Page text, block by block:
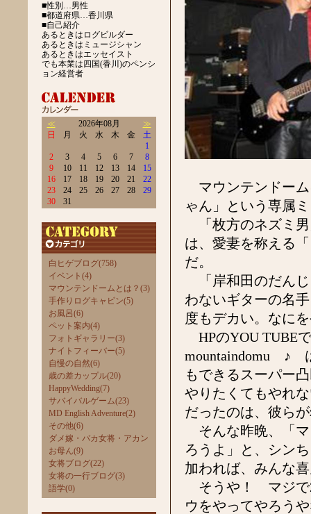
■性別…男性
■都道府県…香川県
■自己紹介
あるときはログビルダー
あるときはミュージシャン
あるときはエッセイスト
でも本業は四国(香川)のペンシ
ョン経営者
≪ 2026年08月
≫
日
月 火 水 木 金
土
1
2
3 4 5 6 7
8
9
10 11 12 13 14
15
16
17 18 19 20 21
22
23
24 25 26 27 28
29
30
31
白ヒゲブログ(758)
イベント(4)
マウンテンドームとは？(3)
手作りログキャビン(5)
お風呂(6)
ペット案内(4)
フォトギャラリー(3)
ナイトフィーバー(5)
自慢の自然(6)
歳の差カップル(20)
HappyWedding(7)
サバイバルゲーム(23)
MD English Adventure(2)
その他(6)
ダメ嫁・バカ女将・アカン
お母ん(9)
女将ブログ(22)
女将の一行ブログ(3)
語学(0)
マウンテンドーム
ゃん」という専属
「枚方のネズミ男
は、愛妻を称える
だ。
「岸和田のだんじ
わないギターの名
度もデカい。なに
HPのYOU
mountaindomu ♪
もできるスーパー
やりたくてもやれ
だったのは、彼ら
そんな昨晩、「マ
ろうよ」と、シン
加われば、みんな
そうや！ マジで
ウをやってやろう